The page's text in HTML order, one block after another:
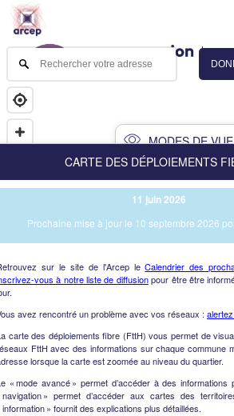
MODES DE VUE
Vue des immeubles
CARTE DES DÉPLOIEMENTS
11 juin 2026
Prochaine mise à jour le 10 septembre 2026
sur le site de l'Arcep leCalendrier des
vous à notre liste de diffusionpour être être
avez rencontré un problème avec vos réseaux :
carte des déploiements fibre (FttH) vous permet de
FttH avec des informations sur chaque commune
lorsque la carte est zoomée au niveau du quartier.
« mode avancé » permet d’accéder à des informations
navigation » permet d’accéder aux cartes des
information » fournit des explications plus détaillées.
NAV